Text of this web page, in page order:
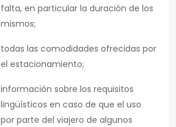
falta, en particular la duración de los
mismos;
todas las comodidades ofrecidas por
el estacionamiento;
información sobre los requisitos
lingüísticos en caso de que el uso
por parte del viajero de algunos